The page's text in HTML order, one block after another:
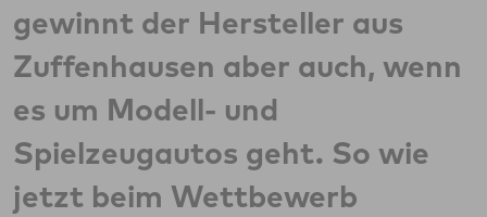
gewinnt der Hersteller aus
Zuffenhausen aber auch, wenn
es um Modell- und
Spielzeugautos geht. So wie
jetzt beim Wettbewerb